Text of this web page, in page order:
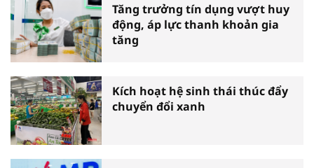
Tăng trưởng tín dụng vượt huy
động, áp lực thanh khoản gia
tăng
Kích hoạt hệ sinh thái thúc đẩy
chuyển đổi xanh